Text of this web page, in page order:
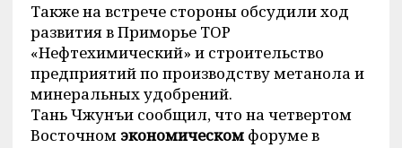
Также на встрече стороны обсудили ход
развития в Приморье ТОР
«Нефтехимический» и строительство
предприятий по производству метанола и
минеральных удобрений.
Тань Чжунъи сообщил, что на четвертом
Восточном экономическомфоруме в